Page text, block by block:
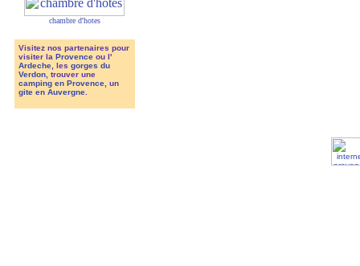
chambre d'hotes
Visitez nos partenaires pour
visiter la Provenceou l'
Ardeche, les gorges du
Verdon, trouver une
camping en Provence, un
gite en Auvergne.